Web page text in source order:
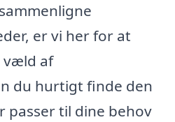
er vi her for at
væld af
du hurtigt finde den
passer til dine behov